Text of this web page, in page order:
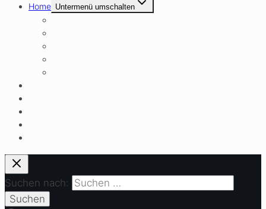
Home Untermenü umschalten
Suchen nach: